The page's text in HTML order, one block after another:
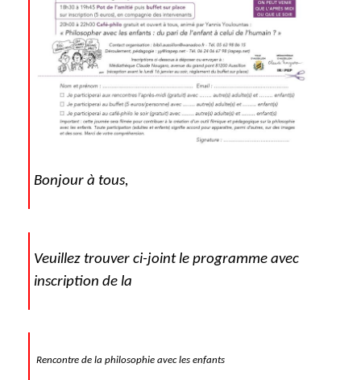
Bonjour à tous,
Veuillez trouver ci-joint le programme avec
inscription de la
Rencontre de la philosophie avec les enfants